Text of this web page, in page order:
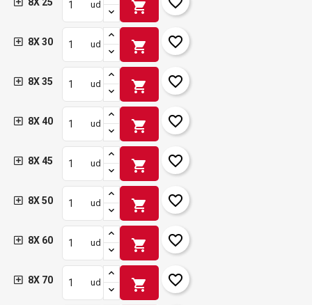
8X 25 ud shopping_cart
8X 30 ud shopping_cart favorite_border
8X 35 ud shopping_cart favorite_border
8X 40 ud shopping_cart favorite_border
8X 45 ud shopping_cart favorite_border
8X 50 ud shopping_cart favorite_border
8X 60 ud shopping_cart favorite_border
8X 70 ud shopping_cart favorite_border